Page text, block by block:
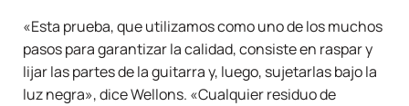
«Esta prueba, que utilizamos como uno de los muchos
pasos para garantizar la calidad, consiste en raspar y
lijar las partes de la guitarra y, luego, sujetarlas bajo la
luz negra», dice Wellons. «Cualquier residuo de